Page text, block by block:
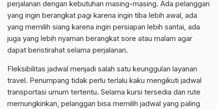
perjalanan dengan kebutuhan masing-masing. Ada pelanggan
yang ingin berangkat pagi karena ingin tiba lebih awal, ada
yang memilih siang karena ingin persiapan lebih santai, ada
juga yang lebih nyaman berangkat sore atau malam agar
dapat beristirahat selama perjalanan.
Fleksibilitas jadwal menjadi salah satu keunggulan layanan
travel. Penumpang tidak perlu terlalu kaku mengikuti jadwal
transportasi umum tertentu. Selama kursi tersedia dan rute
memungkinkan, pelanggan bisa memilih jadwal yang paling